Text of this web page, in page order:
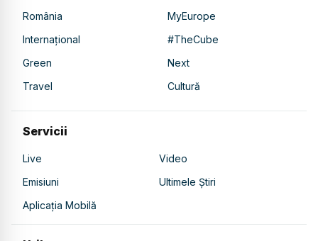
România
MyEurope
Internațional
#TheCube
Green
Next
Travel
Cultură
Servicii
Live
Video
Emisiuni
Ultimele Știri
Aplicația Mobilă